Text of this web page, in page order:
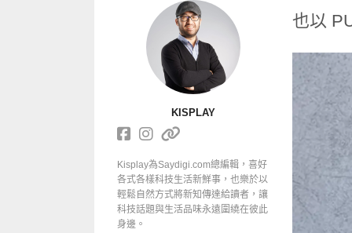
也以
KISPLAY
Kisplay為Saydigi.com總編輯，喜好
各式各樣科技生活新鮮事，也樂於以
輕鬆自然方式將新知傳達給讀者，讓
科技話題與生活品味永遠圍繞在彼此
身邊。